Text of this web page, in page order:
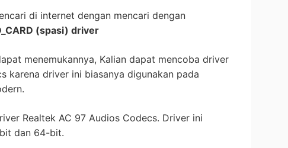
di internet dengan mencari dengan
(spasi) driver
menemukannya, Kalian dapat mencoba driver
karena driver ini biasanya digunakan pada
Realtek AC 97 Audios Codecs. Driver ini
dan 64-bit.